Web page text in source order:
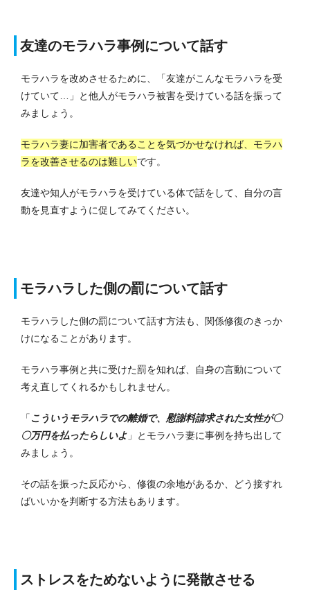
友達のモラハラ事例について話す
モラハラを改めさせるために、「友達がこんなモラハラを受
けていて…」と他人がモラハラ被害を受けている話を振って
みましょう。
モラハラ妻に加害者であることを気づかせなければ、モラハ
ラを改善させるのは難しいです。
友達や知人がモラハラを受けている体で話をして、自分の言
動を見直すように促してみてください。
モラハラした側の罰について話す
モラハラした側の罰について話す方法も、関係修復のきっか
けになることがあります。
モラハラ事例と共に受けた罰を知れば、自身の言動について
考え直してくれるかもしれません。
「こういうモラハラでの離婚で、慰謝料請求された女性が〇
〇万円を払ったらしいよ 」とモラハラ妻に事例を持ち出して
みましょう。
その話を振った反応から、修復の余地があるか、どう接すれ
ばいいかを判断する方法もあります。
ストレスをためないように発散させる